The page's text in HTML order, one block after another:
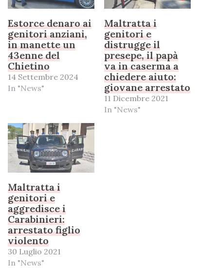
Estorce denaro ai
genitori anziani,
in manette un
43enne del
Chietino
14 Settembre 2024
In "News"
Maltratta i
genitori e
distrugge il
presepe, il papà
va in caserma a
chiedere aiuto:
giovane arrestato
11 Dicembre 2021
In "News"
Maltratta i
genitori e
aggredisce i
Carabinieri:
arrestato figlio
violento
30 Luglio 2021
In "News"